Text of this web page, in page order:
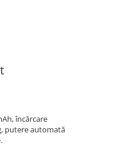
încărcare
putere automată